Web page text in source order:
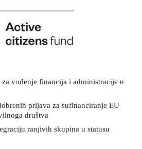
vođenje financija i administracije u
prijava za sufinanciranje EU
društva
ranjivih skupina u statusu